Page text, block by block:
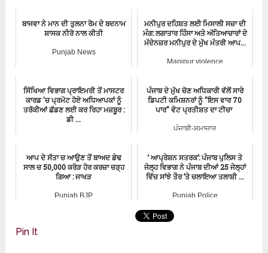
ਬਾਜਵਾ ਨੇ ਮਾਨ ਦੀ ਤੁਲਨਾ ਰੋਮ ਦੇ ਬਦਨਾਮ
ਸ਼ਾਸਕ ਨੀਰੋ ਨਾਲ ਕੀਤੀ
Punjab News
ਮਨੀਪੁਰ ਦਹਿਸ਼ਤ ਲਈ ਮਿਸਾਲੀ ਸਜ਼ਾ ਦੀ
ਮੰਗ: ਲਗਾਤਾਰ ਹਿੰਸਾ ਅਤੇ ਅੱਤਿਆਚਾਰਾਂ ਦੇ
ਮੱਦੇਨਜ਼ਰ ਮਨੀਪੁਰ ਦੇ ਮੁੱਖ ਮੰਤਰੀ ਆਪ...
Manipur violence
ਸਿੱਖਿਆ ਵਿਭਾਗ ਪ੍ਰਾਇਮਰੀ ਤੋਂ ਮਾਸਟਰ
ਕਾਰਡ 'ਚ ਪ੍ਰਮੋਟ ਹੋਏ ਅਧਿਆਪਕਾਂ ਨੂੰ
ਤਰੱਕੀਆਂ ਛੱਡਣ ਲਈ ਕਰ ਰਿਹਾ ਮਜ਼ਬੂਰ :
ਡੀ ...
ਪੰਜਾਬ ਦੇ ਮੁੱਖ ਚੋਣ ਅਧਿਕਾਰੀ ਵੱਲੋਂ ਸਾਰੇ
ਡਿਪਟੀ ਕਮਿਸ਼ਨਰਾਂ ਨੂੰ "ਇਸ ਵਾਰ 70
ਪਾਰ" ਵੋਟ ਪ੍ਰਤੀਸ਼ਤ ਦਾ ਟੀਚਾ
ਪੰਜਾਬੀ-ਸਮਾਚਾਰ
ਆਪ ਦੇ ਸੱਤਾ ਚ ਆਉਣ ਤੋਂ ਬਾਅਦ ਡੇਢ
ਸਾਲ ਚ 50,000 ਕਰੋੜ ਹੋਰ ਕਰਜ਼ਾ ਚੜ੍ਹ
ਗਿਆ : ਜਾਖੜ
Punjab BJP
‘ ਆਪ੍ਰੇਸ਼ਨ ਸਤਰਕ’: ਪੰਜਾਬ ਪੁਲਿਸ ਤੇ
ਜੇਲ੍ਹ ਵਿਭਾਗ ਨੇ ਪੰਜਾਬ ਦੀਆਂ 25 ਜੇਲ੍ਹਾਂ
ਵਿੱਚ ਸਾਂਝੇ ਤੌਰ ’ਤੇ ਚਲਾਇਆ ਤਲਾਸ਼ੀ ...
Punjab Police
Pin It